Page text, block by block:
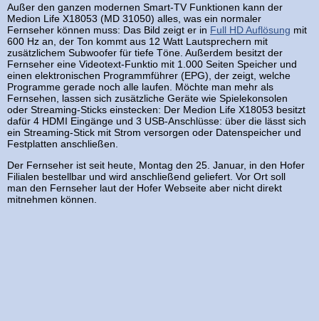
Außer den ganzen modernen Smart-TV Funktionen kann der
Medion Life X18053 (MD 31050) alles, was ein normaler
Fernseher können muss: Das Bild zeigt er in Full HD Auflösung mit
600 Hz an, der Ton kommt aus 12 Watt Lautsprechern mit
zusätzlichem Subwoofer für tiefe Töne. Außerdem besitzt der
Fernseher eine Videotext-Funktio mit 1.000 Seiten Speicher und
einen elektronischen Programmführer (EPG), der zeigt, welche
Programme gerade noch alle laufen. Möchte man mehr als
Fernsehen, lassen sich zusätzliche Geräte wie Spielekonsolen
oder Streaming-Sticks einstecken: Der Medion Life X18053 besitzt
dafür 4 HDMI Eingänge und 3 USB-Anschlüsse: über die lässt sich
ein Streaming-Stick mit Strom versorgen oder Datenspeicher und
Festplatten anschließen.
Der Fernseher ist seit heute, Montag den 25. Januar, in den Hofer
Filialen bestellbar und wird anschließend geliefert. Vor Ort soll
man den Fernseher laut der Hofer Webseite aber nicht direkt
mitnehmen können.